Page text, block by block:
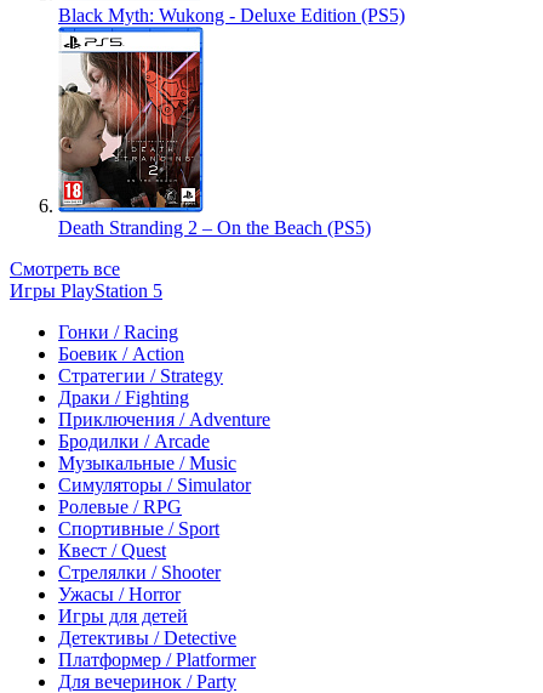
Black Myth: Wukong - Deluxe Edition (PS5)
Death Stranding 2 – On the Beach (PS5)
Смотреть все
Игры PlayStation 5
Гонки / Racing
Боевик / Action
Стратегии / Strategy
Драки / Fighting
Приключения / Adventure
Бродилки / Arcade
Музыкальные / Music
Симуляторы / Simulator
Ролевые / RPG
Спортивные / Sport
Квест / Quest
Стрелялки / Shooter
Ужасы / Horror
Игры для детей
Детективы / Detective
Платформер / Platformer
Для вечеринок / Party